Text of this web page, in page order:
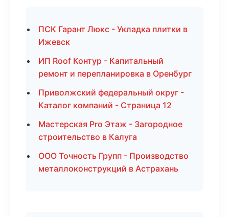
ПСК Гарант Люкс - Укладка плитки в
Ижевск
ИП Roof Контур - Капитальный
ремонт и перепланировка в Оренбург
Приволжский федеральный округ -
Каталог компаний - Страница 12
Мастерская Pro Этаж - Загородное
строительство в Калуга
ООО Точность Групп - Производство
металлоконструкций в Астрахань